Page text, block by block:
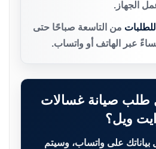
الجهاز.
من التاسعة صباحًا حتى
عبر الهاتف أو واتساب.
طلب صيانة غسالات
ويل؟
بياناتك على واتساب، وسيتم